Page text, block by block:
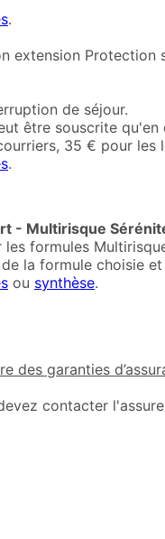
.
extension Protection
de séjour.
être souscrite
35 € pour les
.
- Multirisque
formules
la formule choisie
ou synthèse.
des garanties
contacter